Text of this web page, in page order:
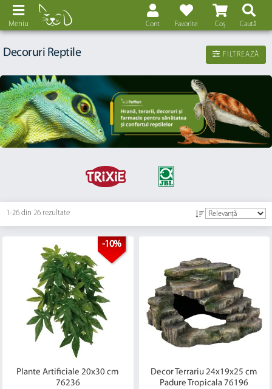
Coș
Favorite
Cont Caută
Meniu
FILTREAZĂ
Decoruri Reptile
1-26 din 26 rezultate
-10%
Plante Artificiale 20x30 cm
76236
Decor Terrariu 24x19x25 cm
Padure Tropicala 76196